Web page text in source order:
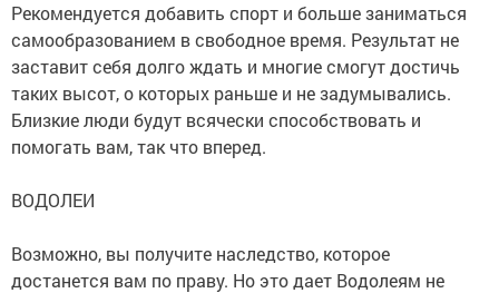
Рекомендуется добавить спорт и больше заниматься
самообразованием в свободное время. Результат не
заставит себя долго ждать и многие смогут достичь
таких высот, о которых раньше и не задумывались.
Близкие люди будут всячески способствовать и
помогать вам, так что вперед.
ВОДОЛЕИ
Возможно, вы получите наследство, которое
достанется вам по праву. Но это дает Водолеям не